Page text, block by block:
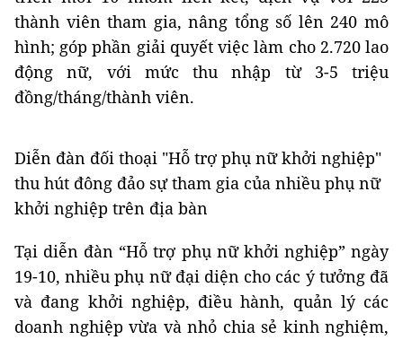
thành viên tham gia, nâng tổng số lên 240 mô
hình; góp phần giải quyết việc làm cho 2.720 lao
động nữ, với mức thu nhập từ 3-5 triệu
đồng/tháng/thành viên.
Diễn đàn đối thoại "Hỗ trợ phụ nữ khởi nghiệp"
thu hút đông đảo sự tham gia của nhiều phụ nữ
khởi nghiệp trên địa bàn
Tại diễn đàn “Hỗ trợ phụ nữ khởi nghiệp” ngày
19-10, nhiều phụ nữ đại diện cho các ý tưởng đã
và đang khởi nghiệp, điều hành, quản lý các
doanh nghiệp vừa và nhỏ chia sẻ kinh nghiệm,